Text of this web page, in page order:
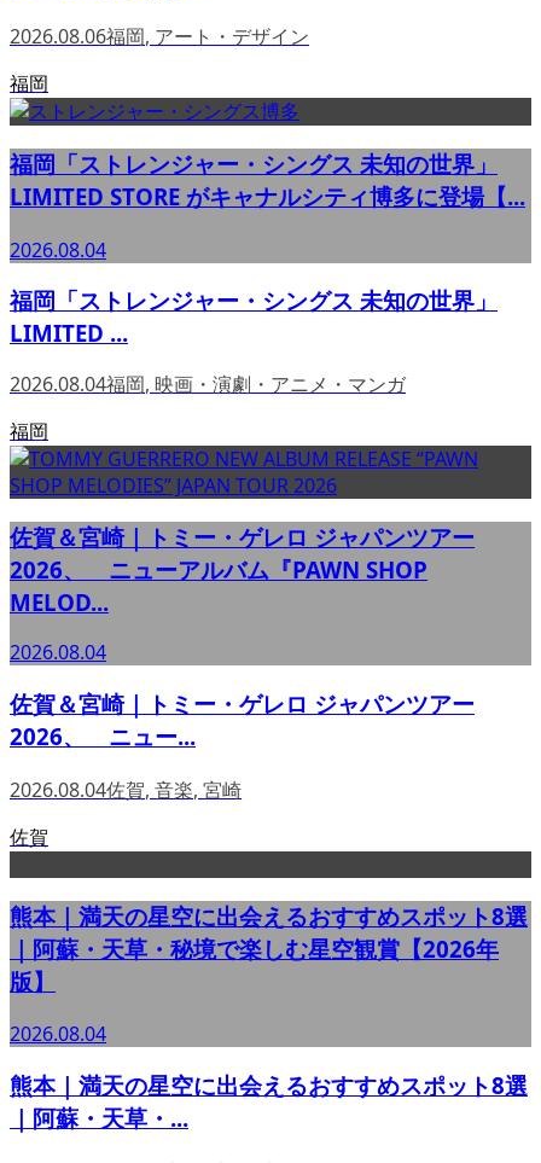
2026.08.06福岡, アート・デザイン
福岡
福岡「ストレンジャー・シングス 未知の世界」
LIMITED STORE がキャナルシティ博多に登場【...
2026.08.04
福岡「ストレンジャー・シングス 未知の世界」
LIMITED ...
2026.08.04福岡, 映画・演劇・アニメ・マンガ
福岡
佐賀＆宮崎｜トミー・ゲレロ ジャパンツアー
2026、 ニューアルバム『PAWN SHOP
MELOD...
2026.08.04
佐賀＆宮崎｜トミー・ゲレロ ジャパンツアー
2026、 ニュー...
2026.08.04佐賀, 音楽, 宮崎
佐賀
熊本｜満天の星空に出会えるおすすめスポット8選
｜阿蘇・天草・秘境で楽しむ星空観賞【2026年
版】
2026.08.04
熊本｜満天の星空に出会えるおすすめスポット8選
｜阿蘇・天草・...